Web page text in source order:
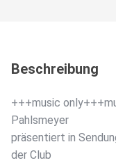
Beschreibung
+++music
Pahlsmeyer
präsentiert in
der Club